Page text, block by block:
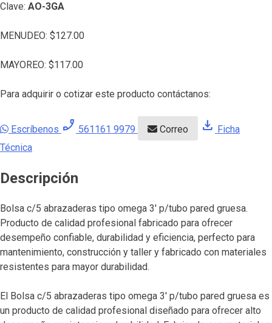
Clave: AO-3GA
MENUDEO: $127.00
MAYOREO: $117.00
Para adquirir o cotizar este producto contáctanos:
Escríbenos phone_enabled 561161 9979 Correo download Ficha
Técnica
Descripción
Bolsa c/5 abrazaderas tipo omega 3′ p/tubo pared gruesa.
Producto de calidad profesional fabricado para ofrecer
desempeño confiable, durabilidad y eficiencia, perfecto para
mantenimiento, construcción y taller y fabricado con materiales
resistentes para mayor durabilidad.
El Bolsa c/5 abrazaderas tipo omega 3′ p/tubo pared gruesa es
un producto de calidad profesional diseñado para ofrecer alto